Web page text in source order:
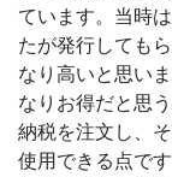
ています。当時
たが発行しても
なり高いと思い
なりお得だと思
納税を注文し、
使用できる点で